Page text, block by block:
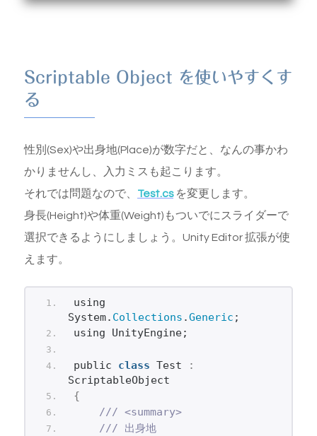
Scriptable Object を使いやすくす
る
性別(Sex)や出身地(Place)が数字だと、なんの事かわ
かりませんし、入力ミスも起こります。
それでは問題なので、 Test.csを変更します。
身長(Height)や体重(Weight)もついでにスライダーで
選択できるようにしましょう。Unity Editor 拡張が使
えます。
using
System. Collections .Generic ;
using UnityEngine;
public class Test
:
ScriptableObject
{
/// <summary>
/// 出身地